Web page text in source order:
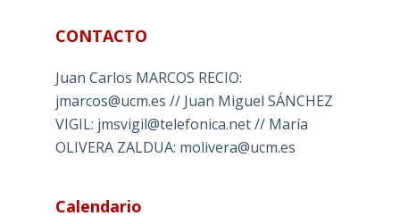
CONTACTO
Juan Carlos MARCOS RECIO:
jmarcos@ucm.es // Juan Miguel SÁNCHEZ
VIGIL: jmsvigil@telefonica.net // María
OLIVERA ZALDUA: molivera@ucm.es
Calendario